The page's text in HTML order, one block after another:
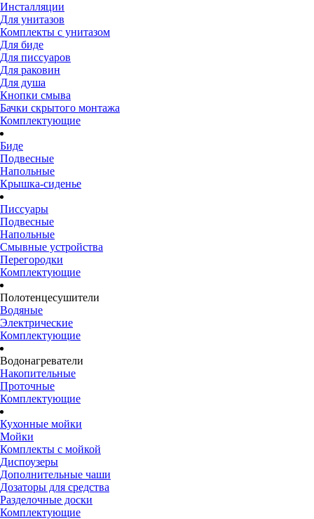
Инсталляции
Для унитазов
Комплекты с унитазом
Для биде
Для писсуаров
Для раковин
Для душа
Кнопки смыва
Бачки скрытого монтажа
Комплектующие
Биде
Подвесные
Напольные
Крышка-сиденье
Писсуары
Подвесные
Напольные
Смывные устройства
Перегородки
Комплектующие
Полотенцесушители
Водяные
Электрические
Комплектующие
Водонагреватели
Накопительные
Проточные
Комплектующие
Кухонные мойки
Мойки
Комплекты с мойкой
Диспоузеры
Дополнительные чаши
Дозаторы для средства
Разделочные доски
Комплектующие